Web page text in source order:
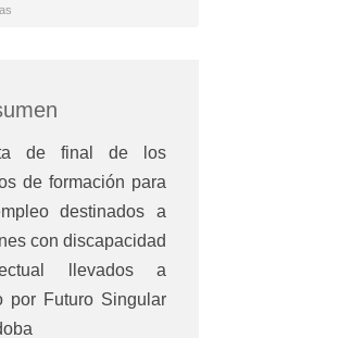
de final de los
de formación para
destinados a
con discapacidad
llevados a
por Futuro Singular